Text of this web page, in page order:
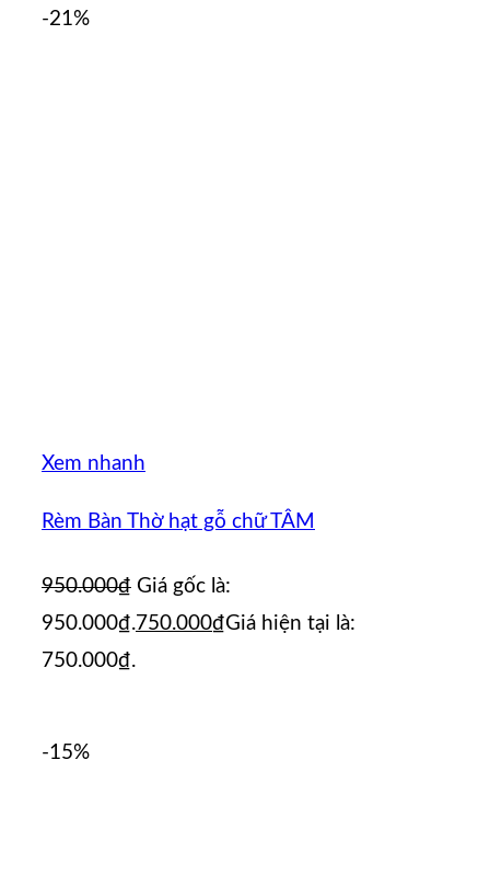
-21%
Xem nhanh
Rèm Bàn Thờ hạt gỗ chữ TÂM
950.000₫ Giá gốc là:
950.000₫.750.000₫Giá hiện tại là:
750.000₫.
-15%